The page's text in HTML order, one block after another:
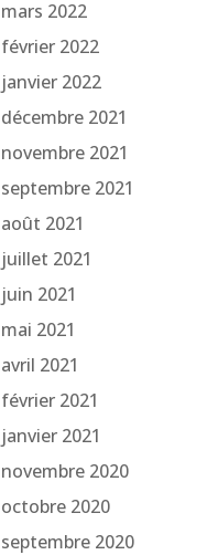
mars 2022
février 2022
janvier 2022
décembre 2021
novembre 2021
septembre 2021
août 2021
juillet 2021
juin 2021
mai 2021
avril 2021
février 2021
janvier 2021
novembre 2020
octobre 2020
septembre 2020